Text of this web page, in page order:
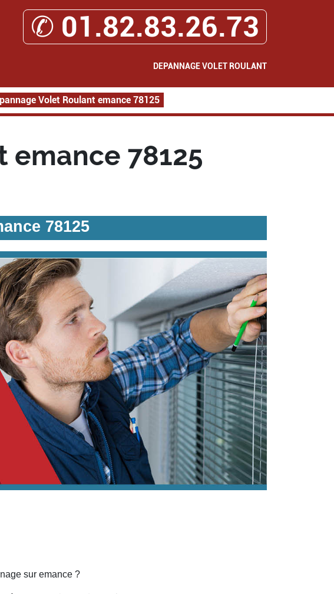
✆ 01.82.83.26.73
DEPANNAGE VOLET ROULANT
Volet Roulant emance 78125
emance 78125
78125
sur emance ?